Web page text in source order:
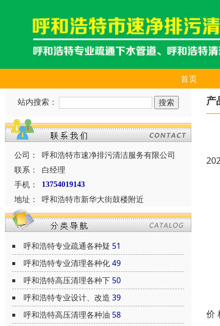
首页
站内搜索：
公司：
呼和浩特市速净排污清洁服务有限公司
联系：
白经理
手机：
13754019143
地址： 呼和浩特市新华大街鼓楼附近
呼和浩特专业疏通各种疑 51
呼和浩特专业清理各种化49
呼和浩特高压清理各种下 50
呼和浩特专业设计、改造 39
呼和浩特高压清理各种油 58
产
价